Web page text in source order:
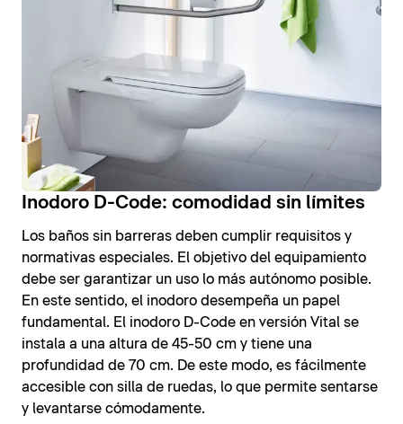
Inodoro D-Code: comodidad sin límites
Los baños sin barreras deben cumplir requisitos y
normativas especiales. El objetivo del equipamiento
debe ser garantizar un uso lo más autónomo posible.
En este sentido, el inodoro desempeña un papel
fundamental. El inodoro D-Code en versión Vital se
instala a una altura de 45-50 cm y tiene una
profundidad de 70 cm. De este modo, es fácilmente
accesible con silla de ruedas, lo que permite sentarse
y levantarse cómodamente.